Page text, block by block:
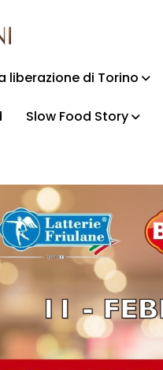
liberazione di Torino
Slow Food Story